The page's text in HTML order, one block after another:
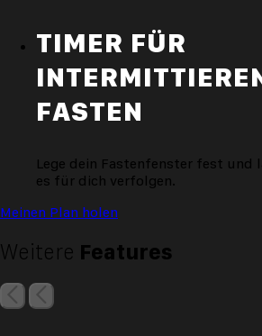
TIMER FÜR
FASTEN
Lege dein Fastenfenster fest und
es für dich verfolgen.
Meinen Plan holen
Weitere Features